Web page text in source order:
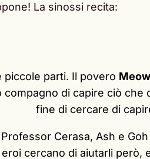
La sinossi recita:
piccole parti. Il povero
di capire ciò
fine di cercare di
Cerasa, Ash e
eroi cercano di aiutarli però,